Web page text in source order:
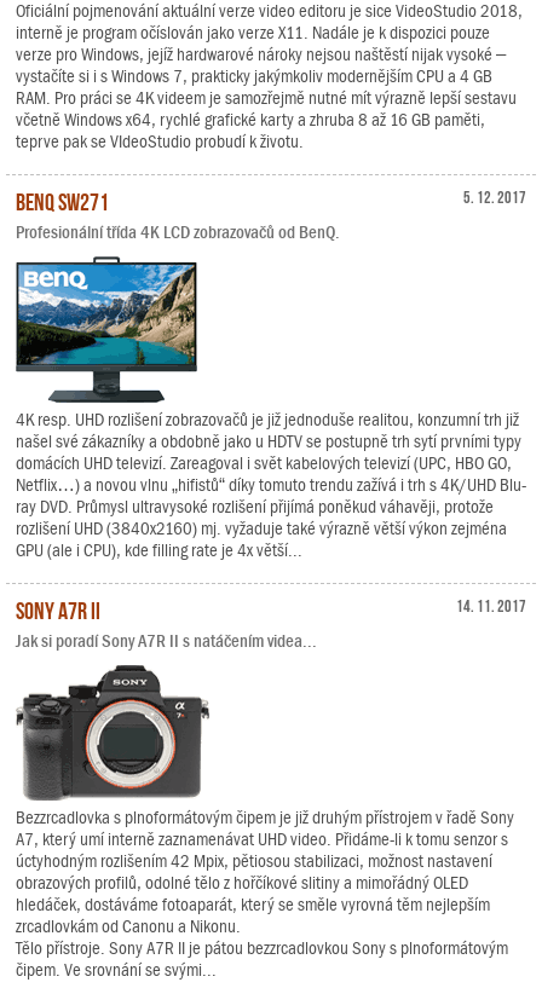
Oficiální pojmenování aktuální verze video editoru je sice VideoStudio 2018,
interně je program očíslován jako verze X11. Nadále je k dispozici pouze
verze pro Windows, jejíž hardwarové nároky nejsou naštěstí nijak vysoké –
vystačíte si i s Windows 7, prakticky jakýmkoliv modernějším CPU a 4 GB
RAM. Pro práci se 4K videem je samozřejmě nutné mít výrazně lepší sestavu
včetně Windows x64, rychlé grafické karty a zhruba 8 až 16 GB paměti,
teprve pak se VIdeoStudio probudí k životu.
5. 12. 2017
BenQ SW271
Profesionální třída 4K LCD zobrazovačů od BenQ.
4K resp. UHD rozlišení zobrazovačů je již jednoduše realitou, konzumní trh již
našel své zákazníky a obdobně jako u HDTV se postupně trh sytí prvními typy
domácích UHD televizí. Zareagoval i svět kabelových televizí (UPC, HBO GO,
Netflix…) a novou vlnu „hifistů“ díky tomuto trendu zažívá i trh s 4K/UHD Blu-
ray DVD. Průmysl ultravysoké rozlišení přijímá poněkud váhavěji, protože
rozlišení UHD (3840x2160) mj. vyžaduje také výrazně větší výkon zejména
GPU (ale i CPU), kde filling rate je 4x větší...
14. 11. 2017
Sony A7R II
Jak si poradí Sony A7R II s natáčením videa...
Bezzrcadlovka s plnoformátovým čipem je již druhým přístrojem v řadě Sony
A7, který umí interně zaznamenávat UHD video. Přidáme-li k tomu senzor s
úctyhodným rozlišením 42 Mpix, pětiosou stabilizaci, možnost nastavení
obrazových profilů, odolné tělo z hořčíkové slitiny a mimořádný OLED
hledáček, dostáváme fotoaparát, který se směle vyrovná těm nejlepším
zrcadlovkám od Canonu a Nikonu.
Tělo přístroje. Sony A7R II je pátou bezzrcadlovkou Sony s plnoformátovým
čipem. Ve srovnání se svými...